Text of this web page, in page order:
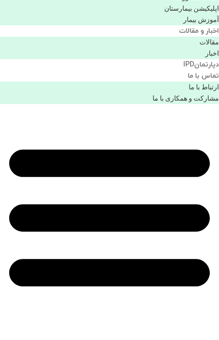
اپليكيشن بيمارستان
آموزش بیمار
اخبار و مقالات
مقالات
اخبار
دپارتمانIPD
تماس با ما
ارتباط با ما
مشاركت و همكاری با ما